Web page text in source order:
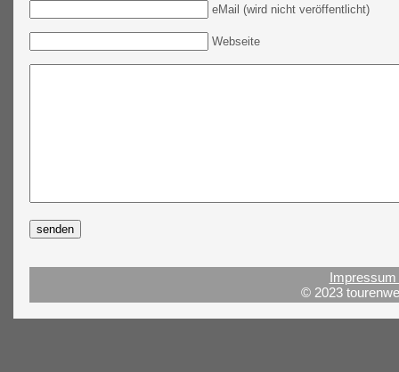
eMail (wird nicht veröffentlicht)
Webseite
© 2023